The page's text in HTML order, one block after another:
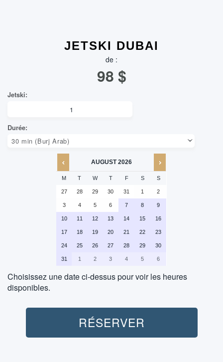
JETSKI DUBAI
de :
98 $
Jetski:
AUGUST 2026
M T W T F S S
27 28 29 30 31 1 2
3 4 5 6 7 8 9
10 11 12 13 14 15 16
17 18 19 20 21 22 23
24 25 26 27 28 29 30
31 1 2 3 4 5 6
Choisissez une date ci-dessus pour voir les heures
disponibles.
RÉSERVER